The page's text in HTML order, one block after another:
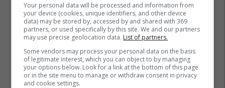
Your personal data will be processed and information from
your device (cookies, unique identifiers, and other device
data) may be stored by, accessed by and shared with 369
partners, or used specifically by this site. We and our partners
may use precise geolocation data. List of partners.
Some vendors may process your personal data on the basis
of legitimate interest, which you can object to by managing
your options below. Look for a link at the bottom of this page
or in the site menu to manage or withdraw consent in privacy
and cookie settings.